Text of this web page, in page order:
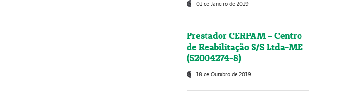
01 de Janeiro de 2019
Prestador CERPAM – Centro
de Reabilitação S/S Ltda-ME
(52004274-8)
18 de Outubro de 2019